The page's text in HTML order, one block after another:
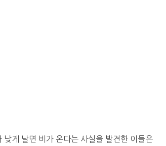
게 날면 비가 온다는 사실을 발견한 이들은